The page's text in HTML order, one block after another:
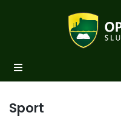
Novosti po kategorijama
Sport